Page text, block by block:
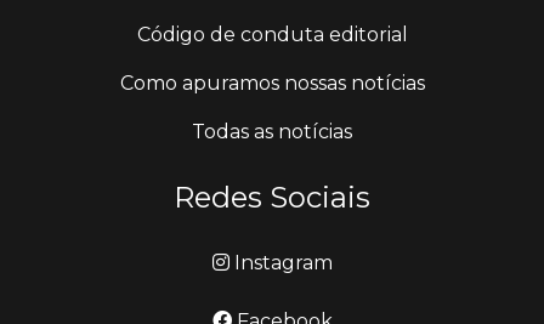
Código de conduta editorial
Como apuramos nossas notícias
Todas as notícias
Redes Sociais
Instagram